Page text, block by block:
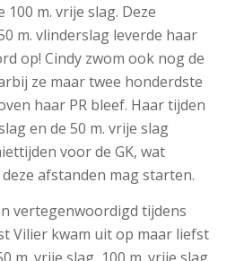
100 m. vrije slag. Deze
m. vlinderslag leverde haar
op! Cindy zwom ook nog de
ze maar twee honderdste
haar PR bleef. Haar tijden
en de 50 m. vrije slag
voor de GK, wat
afstanden mag starten.
vertegenwoordigd tijdens
Vilier kwam uit op maar liefst